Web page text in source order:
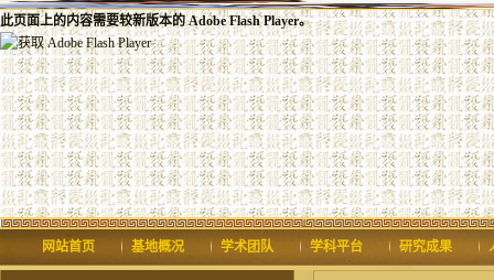
此页面上的内容需要较新版本的 Adobe Flash Player。
网站首页 基地概况 学术团队 学科平台 研究成果